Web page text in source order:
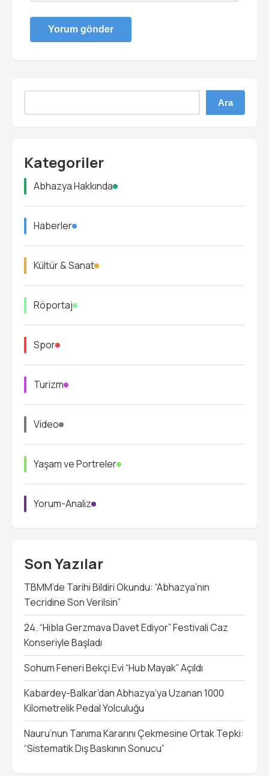
Ara
Kategoriler
Abhazya Hakkında
Haberler
Kültür & Sanat
Röportaj
Spor
Turizm
Video
Yaşam ve Portreler
Yorum-Analiz
Son Yazılar
TBMM’de Tarihi Bildiri Okundu: “Abhazya’nın
Tecridine Son Verilsin”
24. “Hibla Gerzmava Davet Ediyor” Festivali Caz
Konseriyle Başladı
Sohum Feneri Bekçi Evi “Hub Mayak” Açıldı
Kabardey-Balkar’dan Abhazya’ya Uzanan 1000
Kilometrelik Pedal Yolculuğu
Nauru’nun Tanıma Kararını Çekmesine Ortak Tepki:
“Sistematik Dış Baskının Sonucu”